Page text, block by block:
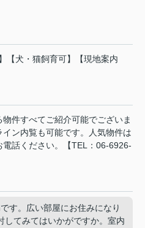
【犬・猫飼育可】【現地案内
件すべてご紹介可能でございま
イン内覧も可能です。人気物件は
電話ください。【TEL：06-6926-
す。広い部屋にお住みになり
してみてはいかがですか。室内